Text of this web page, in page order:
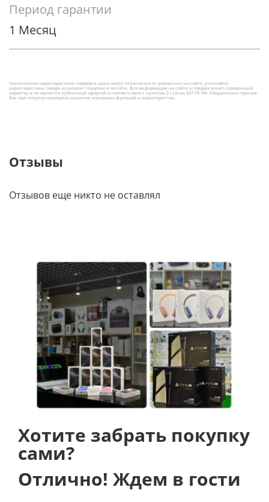
Период гарантии
1 Месяц
Технические характеристики товаров и цены могут отличаться от указанных на сайте, уточняйте
характеристики товара на момент покупки и оплаты. Вся информация на сайте о товарах носит справочный
характер и не является публичной офертой в соответствии с пунктом 2 статьи 437 ГК РФ. Убедительно просим
Вас при покупке проверять наличие желаемых функций и характеристик.
Отзывы
Отзывов еще никто не оставлял
Хотите забрать покупку
сами?
Отлично! Ждем в гости